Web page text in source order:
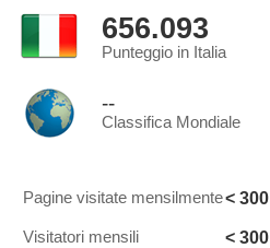
656.093
Punteggio in Italia
--
Classifica Mondiale
Pagine visitate mensilmente< 300
Visitatori mensili < 300